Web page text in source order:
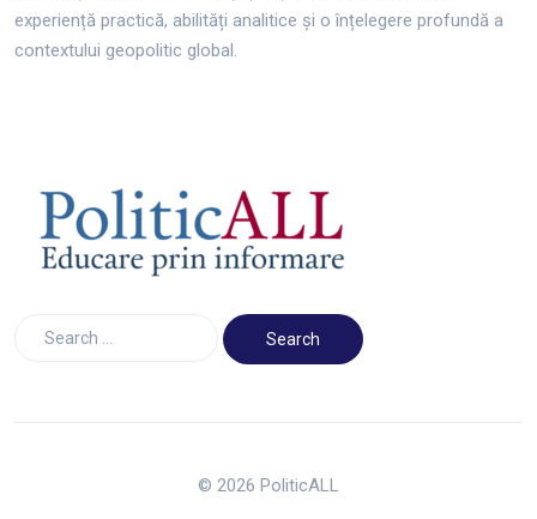
experiență practică, abilități analitice și o înțelegere profundă a
contextului geopolitic global.
© 2026 PoliticALL